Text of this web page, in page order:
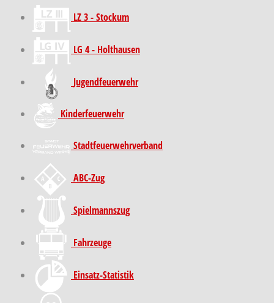
LZ 3 - Stockum
LG 4 - Holthausen
Jugendfeuerwehr
Kinder­feuer­wehr
Stadt­feuer­wehr­verband
ABC-Zug
Spielmannszug
Fahrzeuge
Einsatz-Statistik